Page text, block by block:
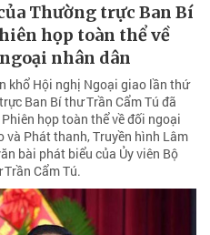
Thường trực Ban Bí
họp toàn thể về
nhân dân
khổ Hội nghị Ngoại giao lần thứ
Ban Bí thư Trần Cẩm Tú đã
họp toàn thể về đối ngoại
Phát thanh, Truyền hình Lâm
bài phát biểu của Ủy viên Bộ
Cẩm Tú.